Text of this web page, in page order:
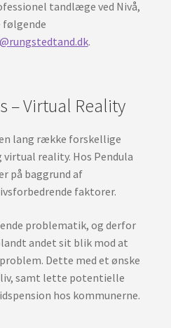
tandlæge ved Nivå,
følgende
.
– Virtual Reality
lang række forskellige
reality. Hos Pendula
på baggrund af
faktorer.
problematik, og derfor
andet sit blik mod at
Dette med et ønske
samt lette potentielle
hos kommunerne.